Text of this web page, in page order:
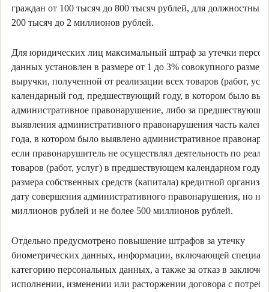
граждан от 100 тысяч до 800 тысяч рублей, для должностных
200 тысяч до 2 миллионов рублей.
Для юридических лиц максимальный штраф за утечки
данных установлен в размере от 1 до 3% совокупного
выручки, полученной от реализации всех товаров (работ,
календарный год, предшествующий году, в котором было
административное правонарушение, либо за
выявления административного правонарушения часть
года, в котором было выявлено административное
если правонарушитель не осуществлял деятельность по
товаров (работ, услуг) в предшествующем календарном году,
размера собственных средств (капитала) кредитной
дату совершения административного правонарушения, но не
миллионов рублей и не более 500 миллионов рублей.
Отдельно предусмотрено повышение штрафов за утечку
биометрических данных, информации, включающей
категорию персональных данных, а также за отказ в
исполнении, изменении или расторжении договора с